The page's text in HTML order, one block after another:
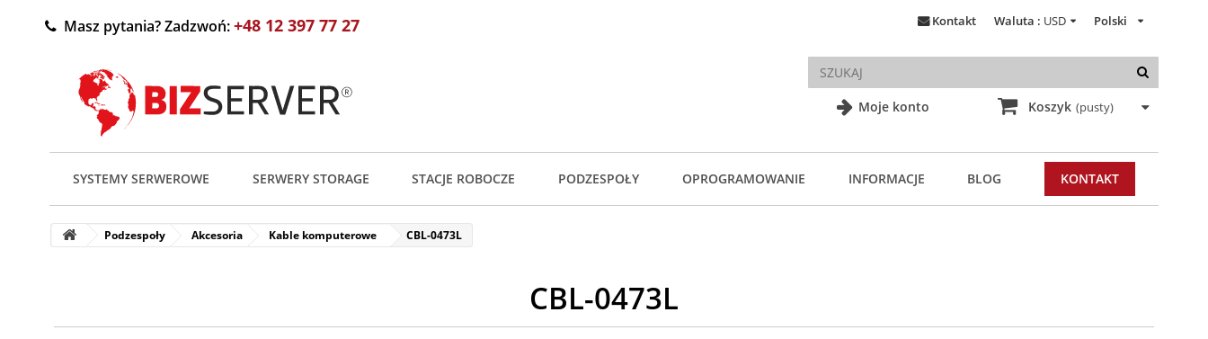
Moje konto
Polski
Waluta : USD
Kontakt
Masz pytania? Zadzwoń:+48 12 397 77 27
Koszyk (pusty)
SYSTEMY SERWEROWE SERWERY STORAGE STACJE ROBOCZE PODZESPOŁY OPROGRAMOWANIE INFORMACJE BLOG KONTAKT
Podzespoły Akcesoria Kable komputerowe CBL-0473L
CBL-0473L